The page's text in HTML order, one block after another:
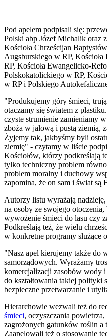
Pod apelem podpisali się:
Polski abp Józef Michalik oraz
Kościoła Chrześcijan
Augsburskiego w RP,
RP, Kościoła Ewangelicko-
Polskokatolickiego w RP,
w RP i Polskiego
"Produkujemy góry śmieci,
otaczamy się światem z
czyste strumienie zamieniamy
zboża w jałową i pustą ziemią,
Żyjemy tak, jakbyśmy byli
ziemię" - czytamy w liście
Kościołów, którzy podkreślają
tylko techniczny problem
problem moralny i duchowy
zapomina, że on sam i świat są
Autorzy listu wyrażają
na osoby ze swojego
wywożenie śmieci do lasu czy
Podkreślają też, że wielu
w konkretne programy służące
"Nasz apel kierujemy także do
samorządowych. Wyrażamy
komercjalizacji zasobów wody
do kształtowania takiej polityki
bezpieczne przetwarzanie i
Hierarchowie wezwali też do
śmieci, oczyszczania
zagrożonych gatunków roślin a
Zaapelowali też o stosowanie